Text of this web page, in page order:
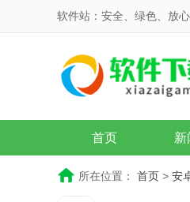
软件站：安全、绿色、放
首页 新
所在位置： 首页 > 安